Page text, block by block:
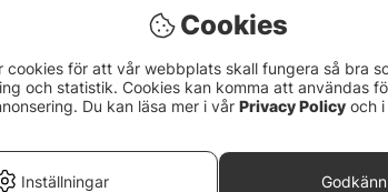
Cookies
cookies för att vår webbplats skall fungera så bra
och statistik. Cookies kan komma att användas
Du kan läsa mer i vår Privacy Policy och
Inställningar